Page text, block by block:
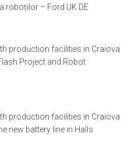
roboților – Ford UK DE
production facilities in Craiova
Project and Robot
production facilities in Craiova
new battery line in Halls